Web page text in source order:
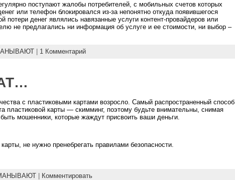
поступают жалобы потребителей, с мобильных счетов которых
или телефон блокировался из-за непонятно откуда появившегося
потери денег являлись навязанные услуги контент-провайдеров или
не предлагались ни информация об услуге и ее стоимости, ни выбор –
| 1 Комментарий
с пластиковыми картами возросло. Самый распространенный способ
пластиковой карты — скимминг, поэтому будьте внимательны, снимая
мошенники, которые жаждут присвоить ваши деньги.
не нужно пренебрегать правилами безопасности.
| Комментировать